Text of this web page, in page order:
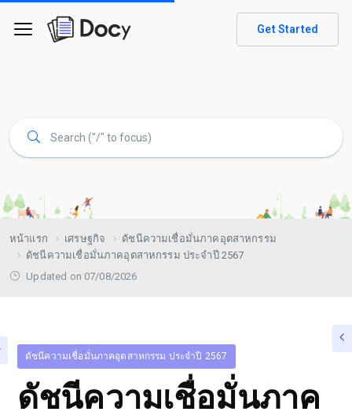
Get Started
หน้าแรก เศรษฐกิจ
ดัชนีความเชื่อมั่นภาคอุตสาหกรรม
ดัชนีความเชื่อมั่นภาคอุตสาหกรรม ประจำปี 2567
Updated on 07/08/2026
ดัชนีความเชื่อมั่นภาคอุตสาหกรรม ประจำปี 2567
ดัชนีความเชื่อมั่นภาค